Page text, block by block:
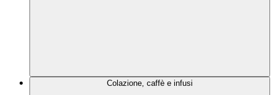
Colazione, caffè e infusi